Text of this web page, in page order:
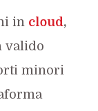
in cloud,
valido
minori